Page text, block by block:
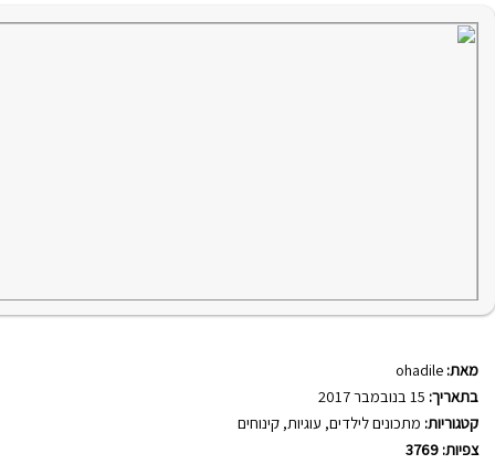
מאת: ohadile
בתאריך:
קטגוריות: מתכונים לילדים, עוגיות, קינוחים
צפיות: 3769